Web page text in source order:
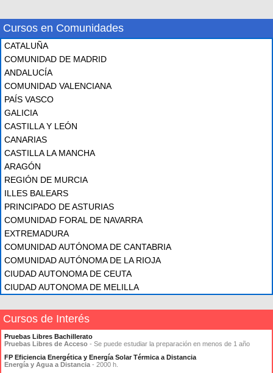
Cursos en Comunidades
CATALUÑA
COMUNIDAD DE MADRID
ANDALUCÍA
COMUNIDAD VALENCIANA
PAÍS VASCO
GALICIA
CASTILLA Y LEÓN
CANARIAS
CASTILLA LA MANCHA
ARAGÓN
REGIÓN DE MURCIA
ILLES BALEARS
PRINCIPADO DE ASTURIAS
COMUNIDAD FORAL DE NAVARRA
EXTREMADURA
COMUNIDAD AUTÓNOMA DE CANTABRIA
COMUNIDAD AUTÓNOMA DE LA RIOJA
CIUDAD AUTONOMA DE CEUTA
CIUDAD AUTONOMA DE MELILLA
Cursos de Interés
Pruebas Libres Bachillerato
Pruebas Libres de Acceso - Se puede estudiar la preparación en menos de 1 año
FP Eficiencia Energética y Energía Solar Térmica a Distancia
Energía y Agua a Distancia - 2000 h.